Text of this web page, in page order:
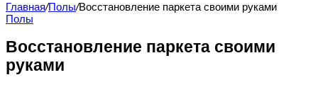
Главная/Полы/Восстановление паркета своими руками
Полы
Восстановление паркета своими
руками